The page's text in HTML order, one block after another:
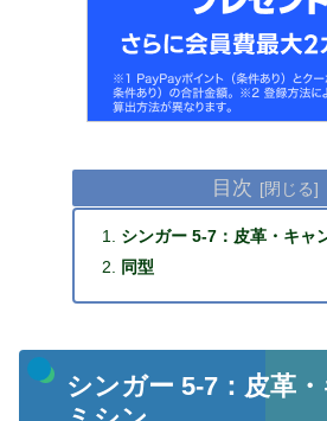
目次
シンガー 5-7：皮革・キャ
同型
シンガー 5-7：皮革